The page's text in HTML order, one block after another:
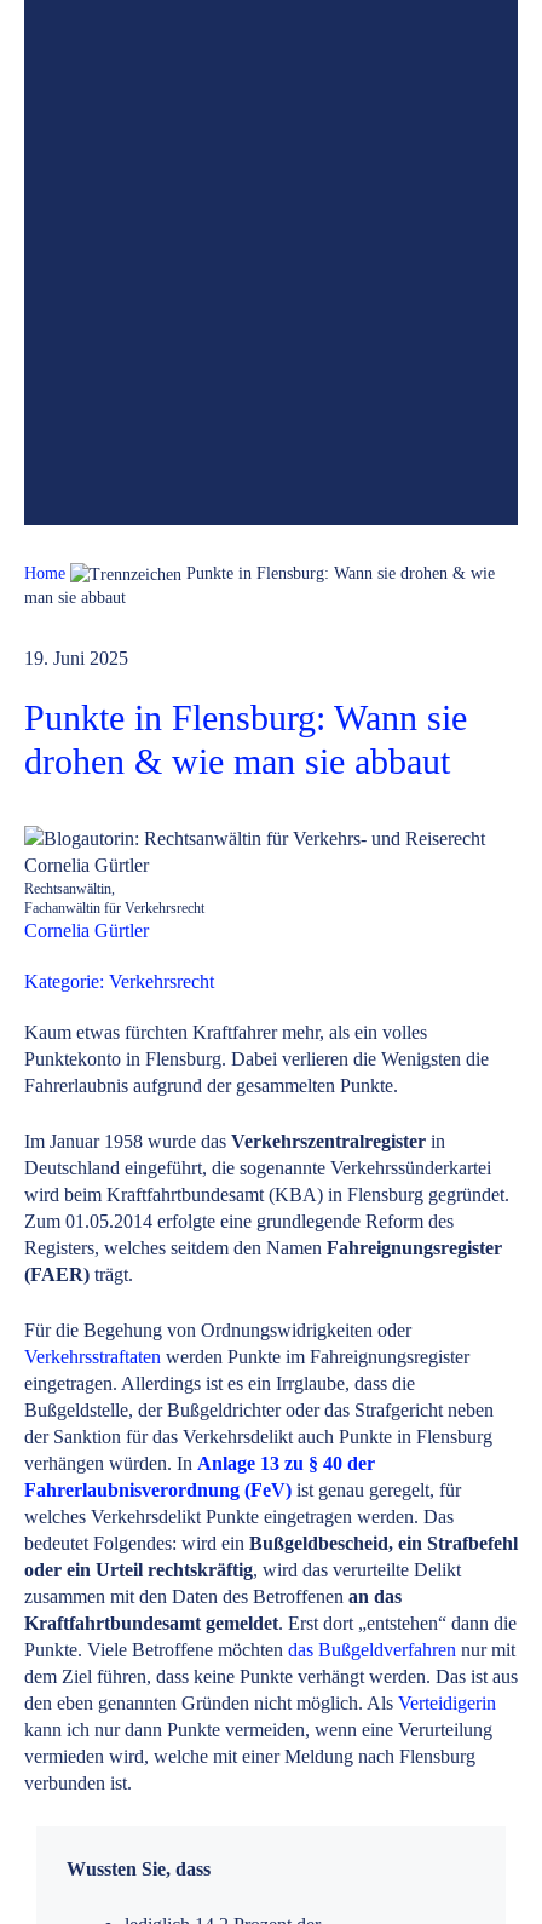
Home
Punkte in Flensburg: Wann sie drohen & wie
man sie abbaut
19. Juni 2025
Punkte in Flensburg: Wann sie
drohen & wie man sie abbaut
Rechtsanwältin,
Fachanwältin für Verkehrsrecht
Cornelia Gürtler
Kategorie: Verkehrsrecht
Kaum etwas fürchten Kraftfahrer mehr, als ein volles
Punktekonto in Flensburg. Dabei verlieren die Wenigsten die
Fahrerlaubnis aufgrund der gesammelten Punkte.
Im Januar 1958 wurde das Verkehrszentralregister in
Deutschland eingeführt, die sogenannte Verkehrssünderkartei
wird beim Kraftfahrtbundesamt (KBA) in Flensburg gegründet.
Zum 01.05.2014 erfolgte eine grundlegende Reform des
Registers, welches seitdem den Namen Fahreignungsregister
(FAER) trägt.
Für die Begehung von Ordnungswidrigkeiten oder
Verkehrsstraftaten werden Punkte im Fahreignungsregister
eingetragen. Allerdings ist es ein Irrglaube, dass die
Bußgeldstelle, der Bußgeldrichter oder das Strafgericht neben
der Sanktion für das Verkehrsdelikt auch Punkte in Flensburg
verhängen würden. In Anlage 13 zu § 40 der
Fahrerlaubnisverordnung (FeV) ist genau geregelt, für
welches Verkehrsdelikt Punkte eingetragen werden. Das
bedeutet Folgendes: wird ein Bußgeldbescheid, ein Strafbefehl
oder ein Urteil rechtskräftig, wird das verurteilte Delikt
zusammen mit den Daten des Betroffenen an das
Kraftfahrtbundesamt gemeldet. Erst dort „entstehen“ dann die
Punkte. Viele Betroffene möchten das Bußgeldverfahren nur mit
dem Ziel führen, dass keine Punkte verhängt werden. Das ist aus
den eben genannten Gründen nicht möglich. Als Verteidigerin
kann ich nur dann Punkte vermeiden, wenn eine Verurteilung
vermieden wird, welche mit einer Meldung nach Flensburg
verbunden ist.
Wussten Sie, dass